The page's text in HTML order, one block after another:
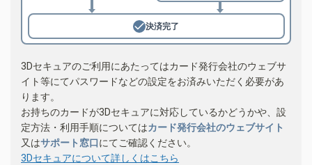
決済完了
3Dセキュアのご利用にあたってはカード発行会社のウェブサ
イト等にてパスワードなどの設定をお済みいただく必要があ
ります。
お持ちのカードが3Dセキュアに対応しているかどうかや、設
定方法・利用手順についてはカード発行会社のウェブサイト
又はサポート窓口にてご確認ください。
3Dセキュアについて詳しくはこちら